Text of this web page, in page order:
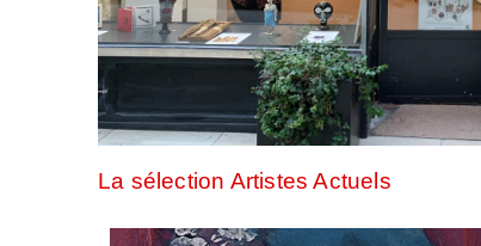
La sélection Artistes Actuels